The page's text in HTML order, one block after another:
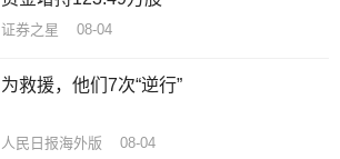
证券之星 08-04
为救援，他们7次“逆行”
人民日报海外版 08-04